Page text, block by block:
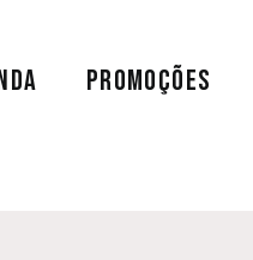
PROMOÇÕES